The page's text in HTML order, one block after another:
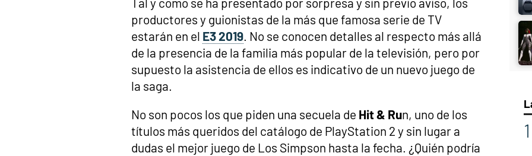
productores y guionistas de la más que famosa serie de TV
estarán en el E3 2019. No se conocen detalles al respecto más allá
de la presencia de la familia más popular de la televisión, pero por
supuesto la asistencia de ellos es indicativo de un nuevo juego de
la saga.
No son pocos los que piden una secuela de Hit & Run, uno de los
títulos más queridos del catálogo de PlayStation 2 y sin lugar a
dudas el mejor juego de Los Simpson hasta la fecha. ¿Quién podría